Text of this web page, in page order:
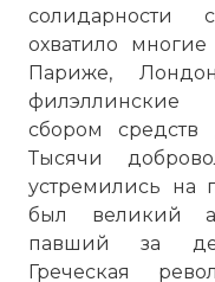
солидарности
охватило
Париже,
филэллинские
сбором
Тысячи
устремились на
был великий
павший за
Греческая